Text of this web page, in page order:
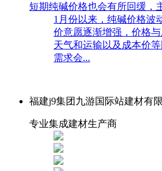
短期纯碱价格也会有所回缓，
1月份以来，纯碱价格波
价意愿逐渐增强，价格
天气和运输以及成本价
需求会...
福建j9集团九游国际站建材有
专业集成建材生产商